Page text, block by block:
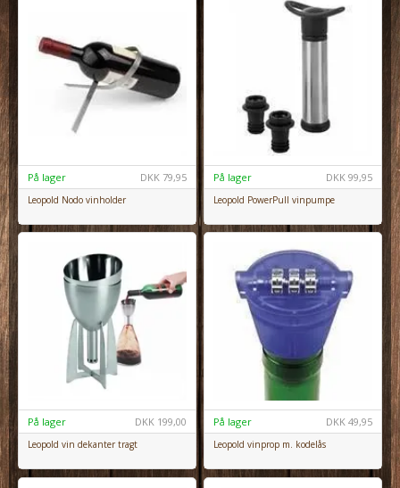
DKK 79,95
På lager
Leopold Nodo vinholder
DKK 99,95
På lager
Leopold PowerPull vinpumpe
DKK 199,00
På lager
Leopold vin dekanter tragt
DKK 49,95
På lager
Leopold vinprop m. kodelås